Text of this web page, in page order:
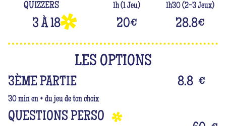
QUIZZERS 1h (1 Jeu) 1h30 (2-3 Jeux)
3 À 18 20€ 28.8€
LES OPTIONS
3ÈME PARTIE
30 min en + du jeu de ton choix
8.8 €
QUESTIONS PERSO